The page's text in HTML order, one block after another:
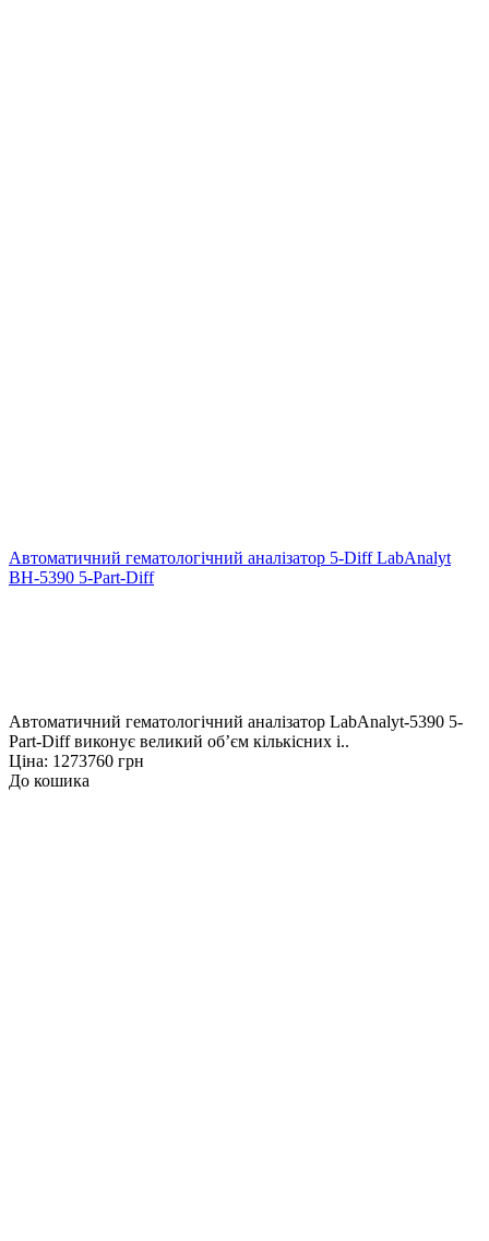
Автоматичний гематологічний аналізатор 5-Diff LabAnalyt
BH-5390 5-Part-Diff
Автоматичний гематологічний аналізатор LabAnalyt-5390 5-
Part-Diff виконує великий об’єм кількісних і..
Ціна: 1273760 грн
До кошика